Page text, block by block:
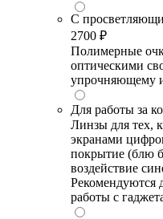
С
2700 ₽
Полимерные
оптическими
упрочняющему
Для работы за
Линзы для тех,
экранами
покрытие (блю
воздействие
Рекомендуются
работы с